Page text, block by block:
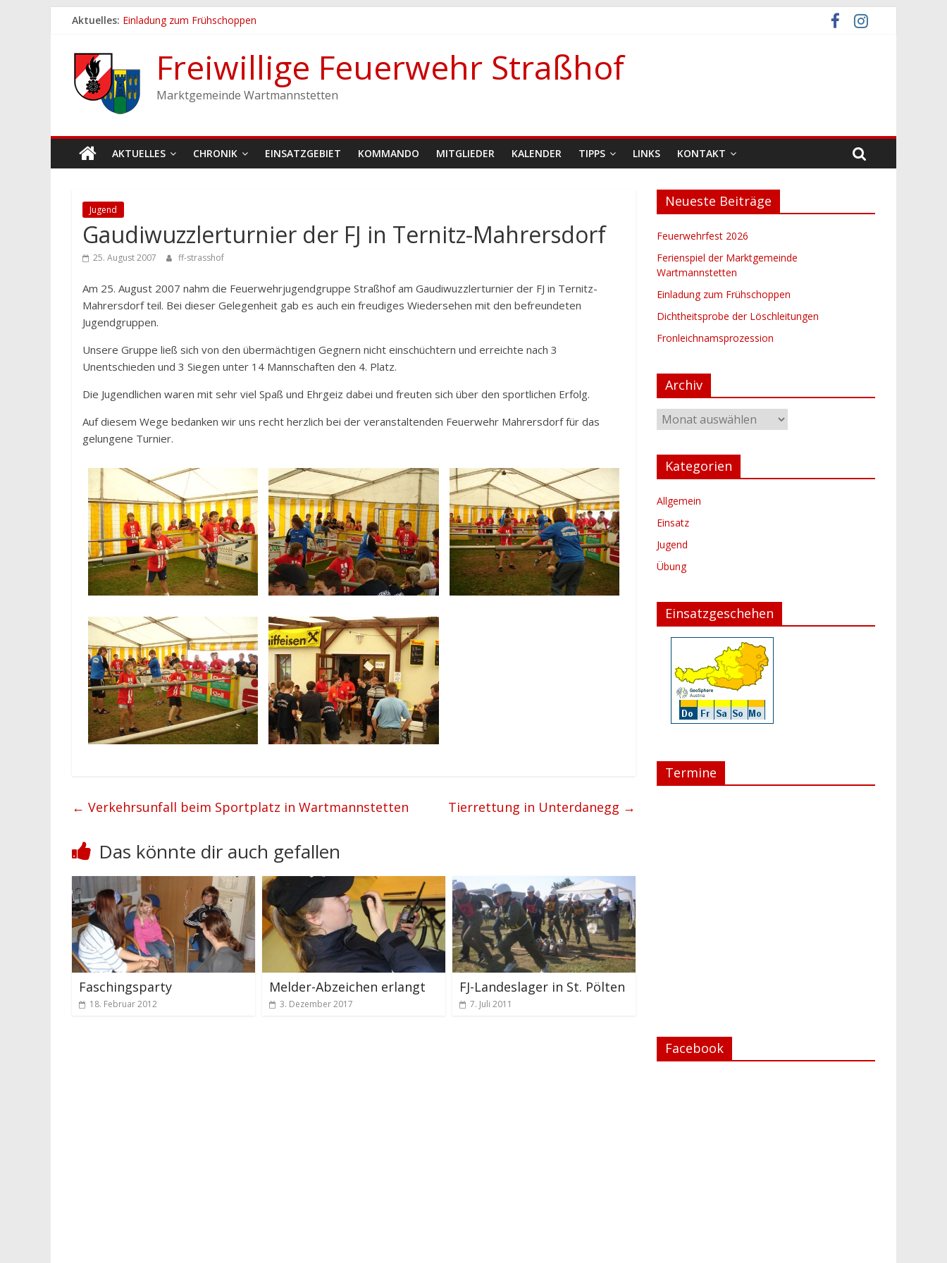
Zum
springen
Aktuelles: Einladung zum Frühschoppen
Feuerwehrfest 2026
Ferienspiel der Marktgemeinde Wartmannstetten
Freiwillige Feuerwehr Straßhof
Marktgemeinde Wartmannstetten
AKTUELLES CHRONIK EINSATZGEBIET KOMMANDO MITGLIEDER KALENDER TIPPS LINKS KONTAKT
Jugend
Gaudiwuzzlerturnier der FJ in Ternitz-Mahrersdorf
25. August 2007 ff-strasshof
Am 25. August 2007 nahm die Feuerwehrjugendgruppe Straßhof am Gaudiwuzzlerturnier der FJ in Ternitz-
Mahrersdorf teil. Bei dieser Gelegenheit gab es auch ein freudiges Wiedersehen mit den befreundeten
Jugendgruppen.
Unsere Gruppe ließ sich von den übermächtigen Gegnern nicht einschüchtern und erreichte nach 3
Unentschieden und 3 Siegen unter 14 Mannschaften den 4. Platz.
Die Jugendlichen waren mit sehr viel Spaß und Ehrgeiz dabei und freuten sich über den sportlichen Erfolg.
Auf diesem Wege bedanken wir uns recht herzlich bei der veranstaltenden Feuerwehr Mahrersdorf für das
gelungene Turnier.
← Verkehrsunfall beim Sportplatz in Wartmannstetten Tierrettung in Unterdanegg →
Das könnte dir auch gefallen
Faschingsparty
18. Februar 2012
Melder-Abzeichen erlangt
3. Dezember 2017
FJ-Landeslager in St. Pölten
7. Juli 2011
Neueste Beiträge
Feuerwehrfest 2026
Ferienspiel der Marktgemeinde
Wartmannstetten
Einladung zum Frühschoppen
Dichtheitsprobe der Löschleitungen
Fronleichnamsprozession
Archiv
Archiv
Kategorien
Allgemein
Einsatz
Jugend
Übung
Einsatzgeschehen
Termine
Facebook